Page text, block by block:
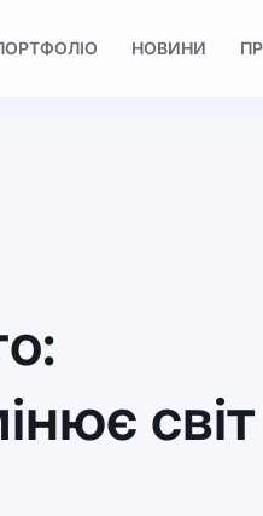
НОВИНИ
світ